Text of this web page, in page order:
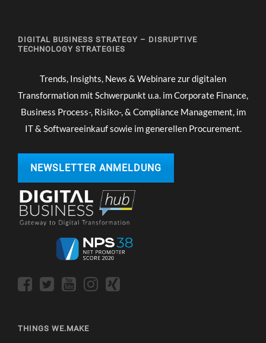
DIGITAL BUSINESS STRATEGY – DISRUPTIVE
TECHNOLOGY STRATEGIES
Trends, Insights, News & Webinare zur digitalen
Transformation mit Schwerpunkt u.a. im Corporate Finance,
Business Process-, Risiko-, & Compliance Management, im
IT & Softwareeinkauf sowie im generellen Procurement.
NEWSLETTER ANMELDUNG
THINGS WE.MAKE